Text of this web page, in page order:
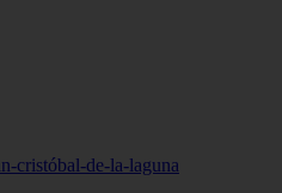
cristóbal-de-la-laguna